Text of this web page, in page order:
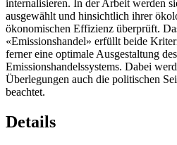
internalisieren. In der Arbeit werden
ausgewählt und hinsichtlich ihrer
ökonomischen Effizienz überprüft.
«Emissionshandel» erfüllt beide
ferner eine optimale Ausgestaltung
Emissionshandelssystems. Dabei
Überlegungen auch die politischen
beachtet.
Details